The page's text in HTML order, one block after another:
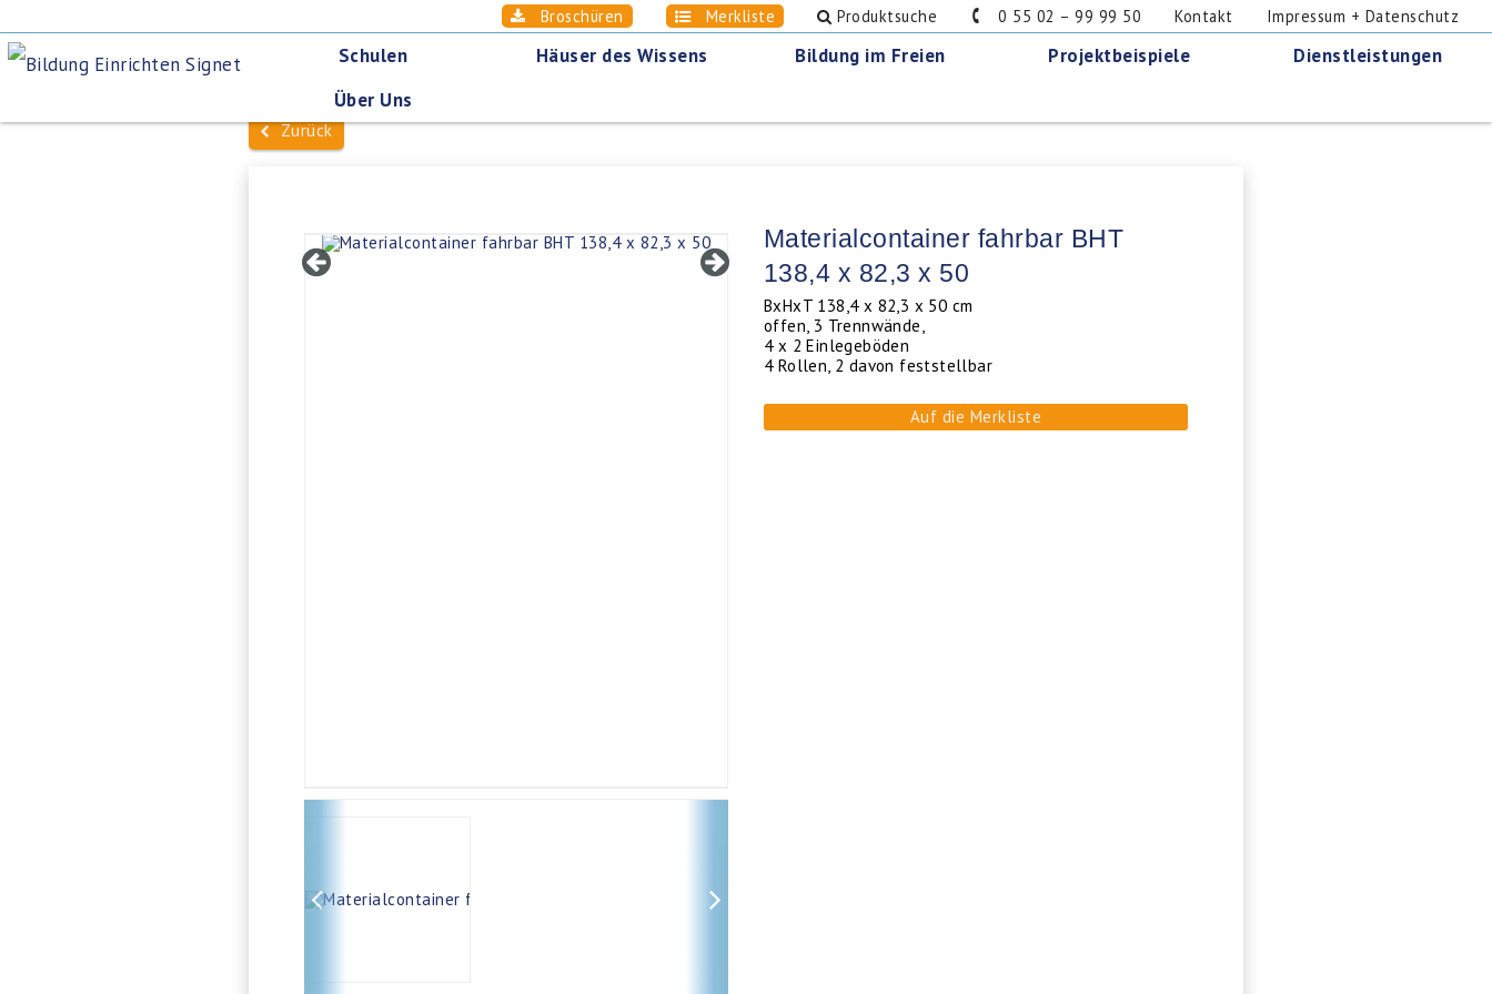
Broschüren Merkliste Produktsuche 0 55 02 – 99 99 50 Kontakt Impressum + Datenschutz
Schulen Häuser des Wissens Bildung im Freien Projektbeispiele
Dienstleistungen
Über Uns
Zurück
Materialcontainer fahrbar BHT
138,4 x 82,3 x 50
BxHxT 138,4 x 82,3 x 50 cm
offen, 3 Trennwände,
4 x 2 Einlegeböden
4 Rollen, 2 davon feststellbar
Auf die Merkliste